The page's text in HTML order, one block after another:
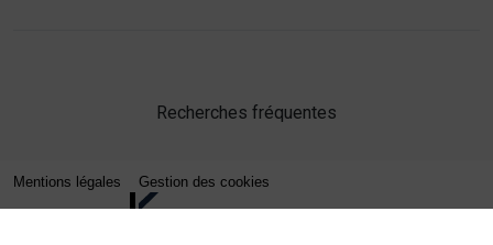
Recherches fréquentes
Mentions légales Gestion des cookies